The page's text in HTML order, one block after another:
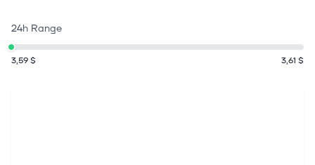
24h Range
3,59 $ 3,61 $